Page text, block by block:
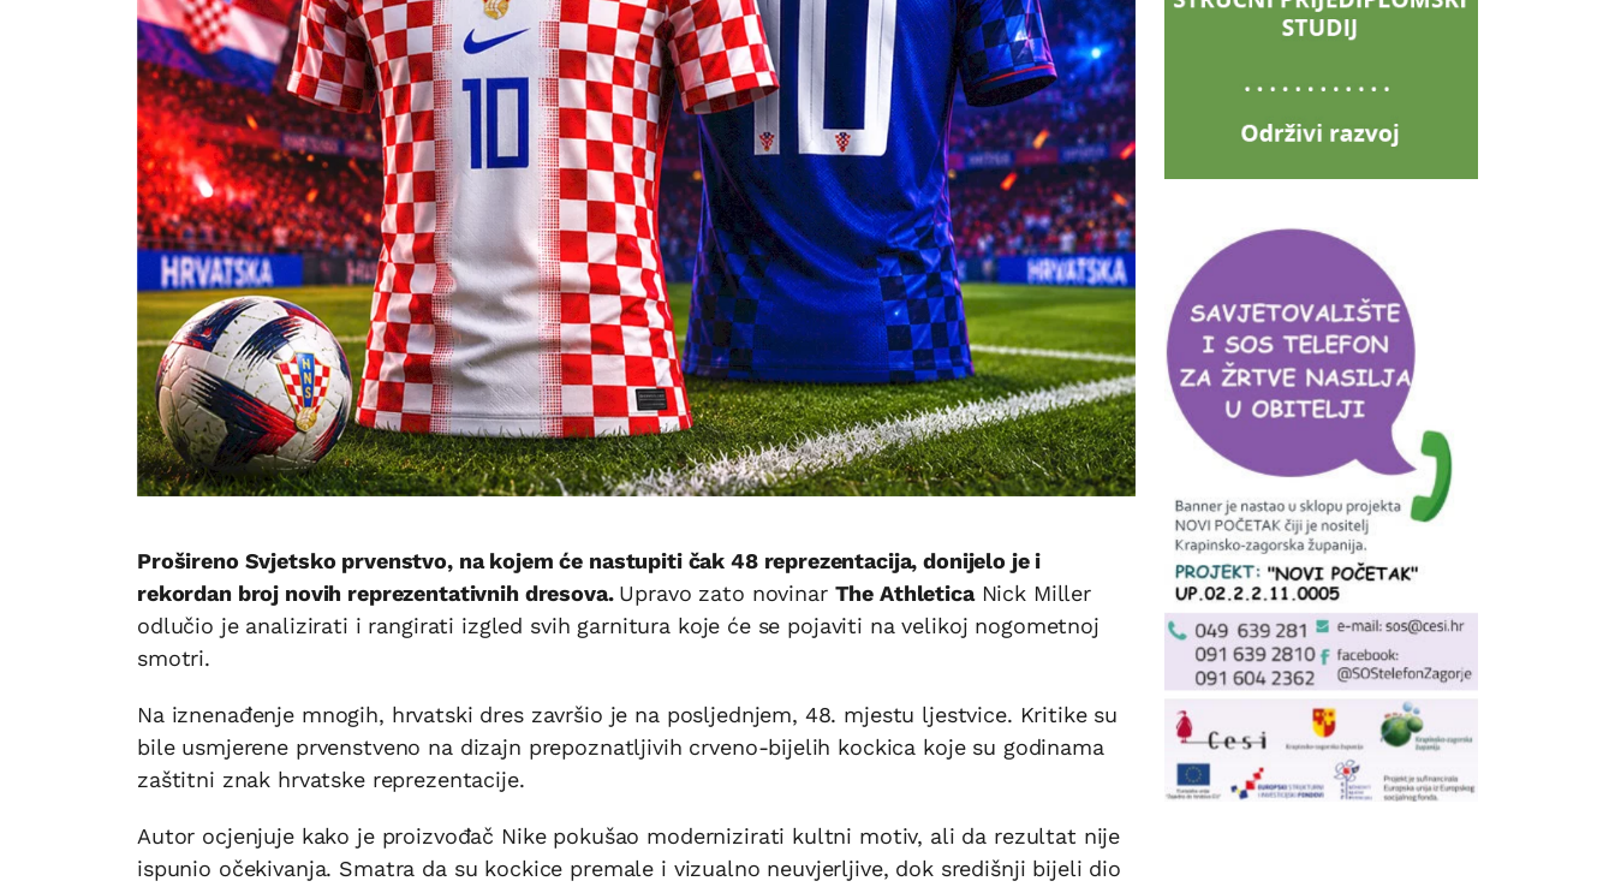
Prošireno Svjetsko prvenstvo, na kojem će nastupiti čak 48 reprezentacija, donijelo je i
rekordan broj novih reprezentativnih dresova. Upravo zato novinar The AthleticaNick Miller
odlučio je analizirati i rangirati izgled svih garnitura koje će se pojaviti na velikoj nogometnoj
smotri.
Na iznenađenje mnogih, hrvatski dres završio je na posljednjem, 48. mjestu ljestvice. Kritike su
bile usmjerene prvenstveno na dizajn prepoznatljivih crveno-bijelih kockica koje su godinama
zaštitni znak hrvatske reprezentacije.
Autor ocjenjuje kako je proizvođač Nike pokušao modernizirati kultni motiv, ali da rezultat nije
ispunio očekivanja. Smatra da su kockice premale i vizualno neuvjerljive, dok središnji bijeli dio